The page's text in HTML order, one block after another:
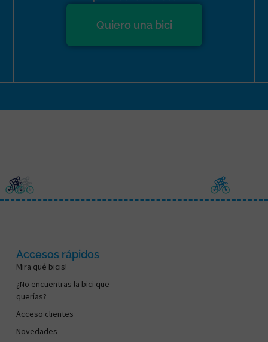
Quiero una bici
Accesos rápidos
Mira qué bicis!
¿No encuentras la bici que
querías?
Acceso clientes
Novedades